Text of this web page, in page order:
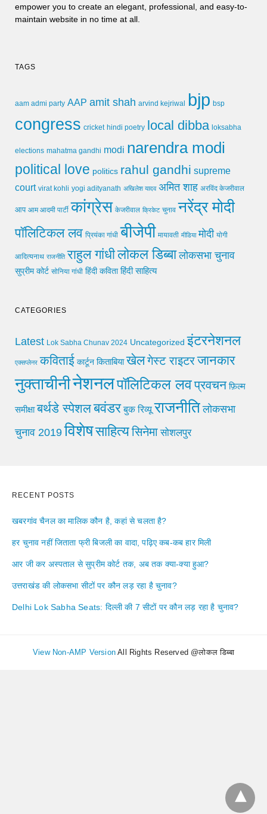
empower you to create an elegant, professional, and easy-to-
maintain website in no time at all.
TAGS
aam admi party AAP amit shah arvind kejriwal bjp bsp
congress cricket hindi poetry local dibba loksabha
elections mahatma gandhi modi narendra modi
political love politics rahul gandhi supreme
court virat kohli yogi adityanath अखिलेश यादव अमित शाह अरविंद केजरीवाल
आप आम आदमी पार्टी कांग्रेस केजरीवाल क्रिकेट चुनाव नरेंद्र मोदी
पॉलिटिकल लव प्रियंका गांधी बीजेपी मायावती मीडिया मोदी योगी
आदित्यनाथ राजनीति राहुल गांधीलोकल डिब्बा लोकसभा चुनाव
सुप्रीम कोर्ट सोनिया गांधी हिंदी कविता हिंदी साहित्य
CATEGORIES
Latest Lok Sabha Chunav 2024 Uncategorized इंटरनेशनल
एक्सप्लेनर कविताई कार्टून किताबिया खेलगेस्ट राइटरजानकार
नुक्ताचीनीनेशनलपॉलिटिकल लवप्रवचन फ़िल्म
समीक्षा बर्थडे स्पेशलबवंडर बुक रिव्यू राजनीति लोकसभा
चुनाव 2019 विशेषसाहित्यसिनेमा सोशलपुर
RECENT POSTS
खबरगांव चैनल का मालिक कौन है, कहां से चलता है?
हर चुनाव नहीं जिताता फ्री बिजली का वादा, पढ़िए कब-कब हार मिली
आर जी कर अस्पताल से सुप्रीम कोर्ट तक, अब तक क्या-क्या हुआ?
उत्तराखंड की लोकसभा सीटों पर कौन लड़ रहा है चुनाव?
Delhi Lok Sabha Seats: दिल्ली की 7 सीटों पर कौन लड़ रहा है चुनाव?
View Non-AMP Version All Rights Reserved @लोकल डिब्बा